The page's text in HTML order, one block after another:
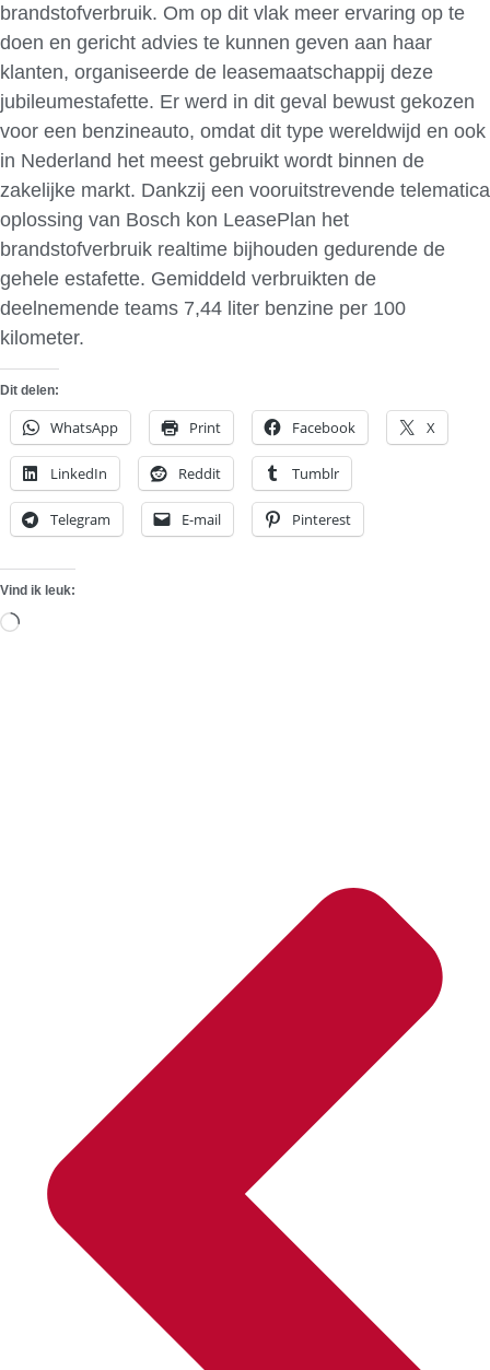
brandstofverbruik. Om op dit vlak meer ervaring op te
doen en gericht advies te kunnen geven aan haar
klanten, organiseerde de leasemaatschappij deze
jubileumestafette. Er werd in dit geval bewust gekozen
voor een benzineauto, omdat dit type wereldwijd en ook
in Nederland het meest gebruikt wordt binnen de
zakelijke markt. Dankzij een vooruitstrevende telematica
oplossing van Bosch kon LeasePlan het
brandstofverbruik realtime bijhouden gedurende de
gehele estafette. Gemiddeld verbruikten de
deelnemende teams 7,44 liter benzine per 100
kilometer.
Dit delen:
WhatsApp Print Facebook X
LinkedIn Reddit Tumblr
Telegram E-mail Pinterest
Vind ik leuk:
Aan